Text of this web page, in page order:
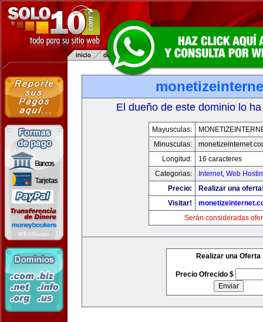
El dueño de este dominio lo
Mayusculas:
Minusculas:
Longitud:
16 caracteres
Categorias:
Internet, Web
Precio:
Realizar una
Visitar!
Serán consideradas
Realizar una Oferta
Precio Ofrecido $